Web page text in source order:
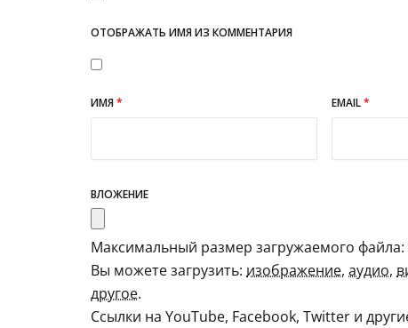
ОТОБРАЖАТЬ ИМЯ ИЗ КОММЕНТАРИЯ
ИМЯ* EMAIL*
ВЛОЖЕНИЕ
Максимальный размер загружаемого
Вы можете загрузить: изображение, аудио,
другое.
Ссылки на YouTube, Facebook, Twitter и